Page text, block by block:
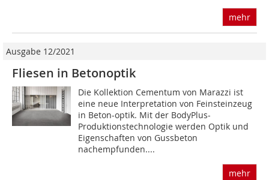
mehr
Ausgabe 12/2021
Fliesen in Betonoptik
Die Kollektion Cementum von Marazzi ist
eine neue Interpretation von Feinsteinzeug
in Beton-optik. Mit der BodyPlus-
Produktionstechnologie werden Optik und
Eigenschaften von Gussbeton
nachempfunden....
mehr